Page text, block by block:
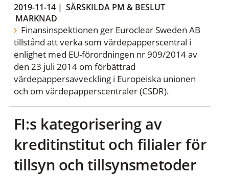
2019-11-14| SÄRSKILDA PM & BESLUT
MARKNAD
Finansinspektionen ger Euroclear Sweden AB
tillstånd att verka som värdepapperscentral i
enlighet med EU-förordningen nr 909/2014 av
den 23 juli 2014 om förbättrad
värdepappersavveckling i Europeiska unionen
och om värdepapperscentraler (CSDR).
FI:s kategorisering av
kreditinstitut och filialer för
tillsyn och tillsynsmetoder